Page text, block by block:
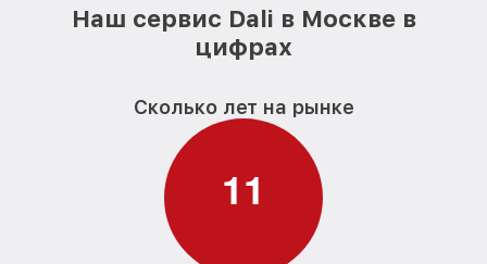
Наш сервис Dali в Москве в
цифрах
Сколько лет на рынке
11